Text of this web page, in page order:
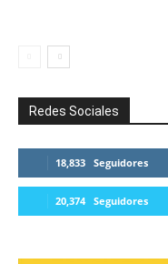
Redes Sociales
18,833 Seguidores
20,374 Seguidores